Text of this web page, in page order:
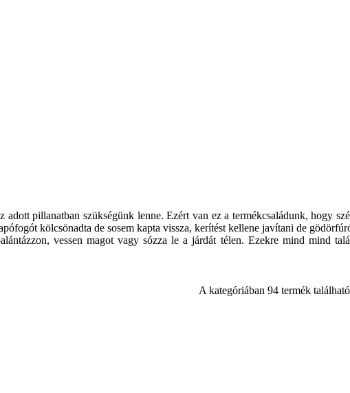
pillanatban szükségünk lenne. Ezért van ez a termékcsaládunk, hogy
kölcsönadta de sosem kapta vissza, kerítést kellene javítani de
vessen magot vagy sózza le a járdát télen. Ezekre mind mind
A kategóriában 94 termék